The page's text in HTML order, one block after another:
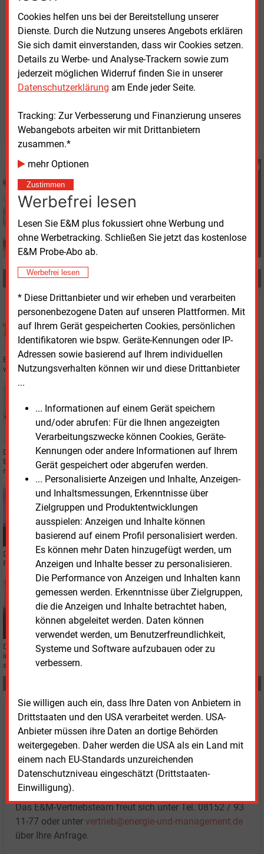
Cookies helfen uns bei der Bereitstellung unserer
Dienste. Durch die Nutzung unseres Angebots erklären
Sie sich damit einverstanden, dass wir Cookies setzen.
Details zu Werbe- und Analyse-Trackern sowie zum
jederzeit möglichen Widerruf finden Sie in unserer
Datenschutzerklärung am Ende jeder Seite.
Tracking: Zur Verbesserung und Finanzierung unseres
Webangebots arbeiten wir mit Drittanbietern
zusammen.*
mehr Optionen
Zustimmen
Werbefrei lesen
Lesen Sie E&M plus fokussiert ohne Werbung und
ohne Werbetracking. Schließen Sie jetzt das kostenlose
E&M Probe-Abo ab.
Werbefrei lesen
* Diese Drittanbieter und wir erheben und verarbeiten
personenbezogene Daten auf unseren Plattformen. Mit
auf Ihrem Gerät gespeicherten Cookies, persönlichen
Identifikatoren wie bspw. Geräte-Kennungen oder IP-
Adressen sowie basierend auf Ihrem individuellen
Nutzungsverhalten können wir und diese Drittanbieter
...
... Informationen auf einem Gerät speichern
und/oder abrufen: Für die Ihnen angezeigten
Verarbeitungszwecke können Cookies, Geräte-
Kennungen oder andere Informationen auf Ihrem
Gerät gespeichert oder abgerufen werden.
... Personalisierte Anzeigen und Inhalte, Anzeigen-
und Inhaltsmessungen, Erkenntnisse über
Zielgruppen und Produktentwicklungen
ausspielen: Anzeigen und Inhalte können
basierend auf einem Profil personalisiert werden.
Es können mehr Daten hinzugefügt werden, um
Anzeigen und Inhalte besser zu personalisieren.
Die Performance von Anzeigen und Inhalten kann
gemessen werden. Erkenntnisse über Zielgruppen,
die die Anzeigen und Inhalte betrachtet haben,
können abgeleitet werden. Daten können
verwendet werden, um Benutzerfreundlichkeit,
Systeme und Software aufzubauen oder zu
verbessern.
Sie willigen auch ein, dass Ihre Daten von Anbietern in
Drittstaaten und den USA verarbeitet werden. USA-
Anbieter müssen ihre Daten an dortige Behörden
weitergegeben. Daher werden die USA als ein Land mit
einem nach EU-Standards unzureichenden
Datenschutzniveau eingeschätzt (Drittstaaten-
Einwilligung).
und verbindet Photovoltaik, Stromspeicher,
Wärmepumpen und Ladeinfrastruktur mit dem
Energiemarkt.
Dienstag, 14.04.2026, 12:48 Uhr
© 2026 Energie & Management GmbH
Dienstag, 19.05.2026, 09:10
WIRTSCHAFT
Finanzierungsallianz für öffentliche Energieprojekte
Eine Allianz aus dem Energiedienstleister „1KOMMA5Grad“ und zwei Banken
wollen sich gemeinsam an öffentlichen Ausschreibungen beteiligen.
RECHT
Gericht eröffnet Insolvenzverfahren von Ampeers
Energy
Das Amtsgericht München hat das Insolvenzverfahren gegen den
Energiedienstleister Ampeers Energy eröffnet. Insolvenzverwalter sucht
nach dauerhafter Lösung für den Weiterbetrieb.
Donnerstag, 18.12.2025, 15:44
UNTERNEHMEN
Energiedienstleister kauft Elektrotechnik-Betrieb
Der Energiedienstleister „1Komma5Grad“ hat einen Elektrotechnikbetrieb im
Rheinland übernommen.
Freitag, 23.05.2025, 11:43
Künstliche Intelligenz reagiert auf Börsenpreise
Der Energiedienstleister „1Komma5Grad“ hat 500 MW Flexibilitätskapazität
in seinem virtuellen Kraftwerk erreicht. Bis 2030 sollen 20.000 MW an
steuerbarer Last aufgebaut werden.
Haben Sie Interesse an Content oder
Mehrfachzugängen für Ihr Unternehmen?
Sprechen Sie uns an, wenn Sie Fragen zur Nutzung von
E&M-Inhalten oder den verschiedenen Abonnement-
Paketen haben.
Das E&M-Vertriebsteam freut sich unter Tel. 08152 / 93
11-77 oder unter vertrieb@energie-und-management.de
über Ihre Anfrage.